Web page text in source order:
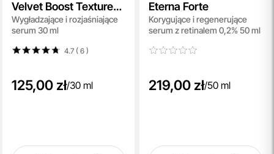
Velvet Boost Texture
Control Face Serum
Wygładzające i rozjaśniające
serum 30 ml
4.7 ( 6)
125,00 zł/30 ml
Eterna Forte
Korygujące i regenerujące
serum z retinalem 0,2% 50 ml
219,00 zł/50 ml